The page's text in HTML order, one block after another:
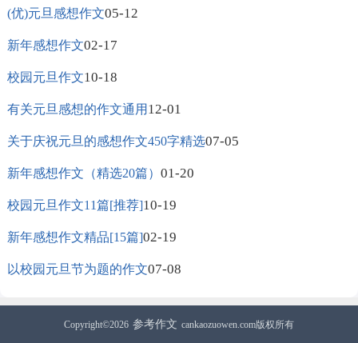
(优)元旦感想作文05-12
新年感想作文02-17
校园元旦作文10-18
有关元旦感想的作文通用 12-01
关于庆祝元旦的感想作文450字精选07-05
新年感想作文（精选20篇） 01-20
校园元旦作文11篇[推荐]10-19
新年感想作文精品[15篇]02-19
以校园元旦节为题的作文07-08
Copyright©2026 参考作文 cankaozuowen.com版权所有